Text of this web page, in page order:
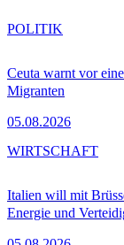
Ceuta warnt vor
Migranten
05.08.2026
POLITIK
Italien will mit
Energie und
WIRTSCHAFT